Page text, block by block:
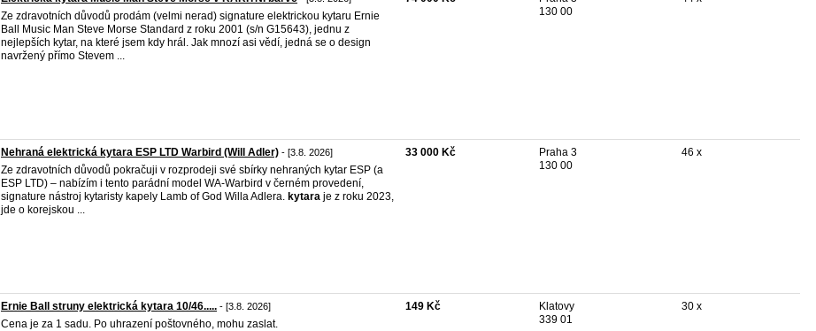
Ze zdravotních důvodů prodám (velmi nerad) signature elektrickou kytaru Ernie
Ball Music Man Steve Morse Standard z roku 2001 (s/n G15643), jednu z
nejlepších kytar, na které jsem kdy hrál. Jak mnozí asi vědí, jedná se o design
navržený přímo Stevem ...
130 00
Nehraná elektrická kytara ESP LTD Warbird (Will Adler) - [3.8. 2026]
Ze zdravotních důvodů pokračuji v rozprodeji své sbírky nehraných kytar ESP (a
ESP LTD) – nabízím i tento parádní model WA-Warbird v černém provedení,
signature nástroj kytaristy kapely Lamb of God Willa Adlera. kytara je z roku 2023,
jde o korejskou ...
33 000 Kč
Praha 3
130 00
46 x
Ernie Ball struny elektrická kytara 10/46..... - [3.8. 2026]
Cena je za 1 sadu. Po uhrazení poštovného, mohu zaslat.
149 Kč
Klatovy
339 01
30 x